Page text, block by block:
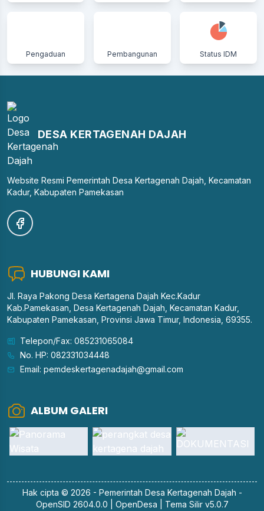
Pengaduan Pembangunan Status IDM
DESA KERTAGENAH DAJAH
Website Resmi Pemerintah Desa Kertagenah Dajah, Kecamatan
Kadur, Kabupaten Pamekasan
HUBUNGI KAMI
Jl. Raya Pakong Desa Kertagena Dajah Kec.Kadur
Kab.Pamekasan, Desa Kertagenah Dajah, Kecamatan Kadur,
Kabupaten Pamekasan, Provinsi Jawa Timur, Indonesia, 69355.
Telepon/Fax: 085231065084
No. HP: 082331034448
Email: pemdeskertagenadajah@gmail.com
ALBUM GALERI
Hak cipta © 2026 - Pemerintah Desa Kertagenah Dajah -
OpenSID 2604.0.0
OpenDesa Tema Silir v5.0.7